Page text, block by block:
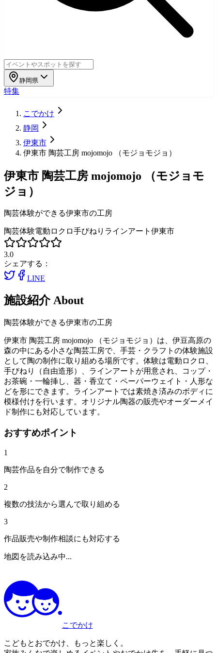
静岡県
特集
こでかけ
静岡
伊東市
伊東市 陶芸工房 mojomojo （モジョモジョ）
伊東市 陶芸工房 mojomojo （モジョモ
ジョ）
陶芸体験ができる伊東市の工房
陶芸体験電動ロクロ手びねり ラインアート 伊東市
3.0
シェアする：
LINE
施設紹介 About
陶芸体験ができる伊東市の工房
伊東市 陶芸工房 mojomojo （モジョモジョ）は、伊豆高原の
森の中にある小さな陶芸工房で、手芸・クラフトの体験施設
として陶の制作に取り組める場所です。体験は電動ロクロ、
手びねり（自由造形）、ラインアートが用意され、コップ・
お茶碗・一輪挿し、器・香立て・ペーパーウェイト・人形な
どを形にできます。ラインアートでは素焼き済みのボディに
模様付けを行います。オリジナル陶器の販売やオーダーメイ
ド制作にも対応しています。
おすすめポイント
1
陶芸作品を自分で制作できる
2
複数の技法から選んで取り組める
3
作品販売や制作相談にも対応する
地図を読み込み中...
こでかけ
こどもとおでかけ、もっと楽しく。